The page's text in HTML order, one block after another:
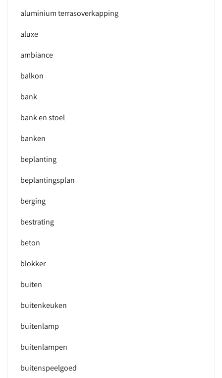
aluminium terrasoverkapping
aluxe
ambiance
balkon
bank
bank en stoel
banken
beplanting
beplantingsplan
berging
bestrating
beton
blokker
buiten
buitenkeuken
buitenlamp
buitenlampen
buitenspeelgoed